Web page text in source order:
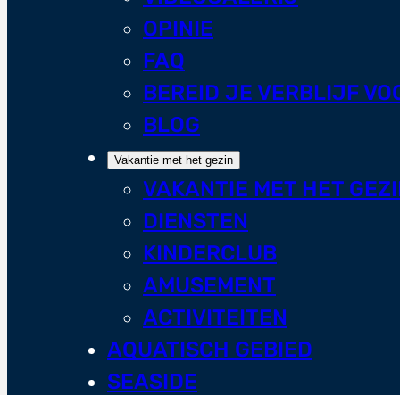
OPINIE
FAQ
BEREID JE VERBLIJF
BLOG
Vakantie met het gezin
VAKANTIE MET HET
DIENSTEN
KINDERCLUB
AMUSEMENT
ACTIVITEITEN
AQUATISCH GEBIED
SEASIDE